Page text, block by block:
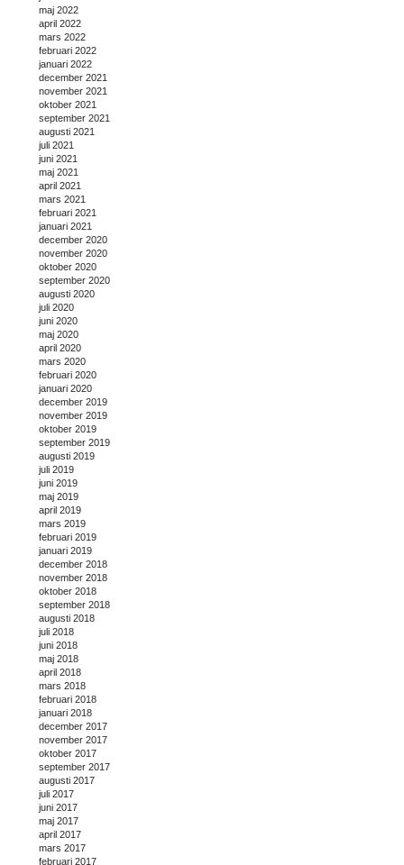
maj 2022
april 2022
mars 2022
februari 2022
januari 2022
december 2021
november 2021
oktober 2021
september 2021
augusti 2021
juli 2021
juni 2021
maj 2021
april 2021
mars 2021
februari 2021
januari 2021
december 2020
november 2020
oktober 2020
september 2020
augusti 2020
juli 2020
juni 2020
maj 2020
april 2020
mars 2020
februari 2020
januari 2020
december 2019
november 2019
oktober 2019
september 2019
augusti 2019
juli 2019
juni 2019
maj 2019
april 2019
mars 2019
februari 2019
januari 2019
december 2018
november 2018
oktober 2018
september 2018
augusti 2018
juli 2018
juni 2018
maj 2018
april 2018
mars 2018
februari 2018
januari 2018
december 2017
november 2017
oktober 2017
september 2017
augusti 2017
juli 2017
juni 2017
maj 2017
april 2017
mars 2017
februari 2017